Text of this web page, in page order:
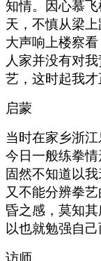
知情。因心慕
天，不慎从梁
大声响上楼察
人家并没有对
艺，这时起我才
启蒙
当时在家乡浙
今日一般练拳情
固然不知道以
又不能分辨拳
昏之感，莫知
以也就勉强自己
访师